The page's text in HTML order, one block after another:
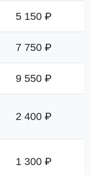
5 150 ₽
7 750 ₽
9 550 ₽
2 400 ₽
1 300 ₽